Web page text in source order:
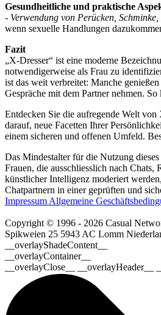
Gesundheitliche und praktische
- Verwendung von Perücken,
wenn sexuelle Handlungen
Fazit
„X‑Dresser“ ist eine moderne
notwendigerweise als Frau zu
ist das weit verbreitet: Manche
Gespräche mit dem Partner nehmen.
Entdecken Sie die aufregende Welt
darauf, neue Facetten Ihrer
einem sicheren und offenen Umfeld.
Das Mindestalter für die Nutzung
Frauen, die ausschliesslich nach
künstlicher Intelligenz moderiert
Chatpartnern in einer geprüften und
Impressum Allgemeine
Copyright © 1996 - 2026 Casual
Spikweien 25 5943 AC Lomm
__overlayShadeContent__
__overlayContainer__
__overlayClose__ __overlayHeader__